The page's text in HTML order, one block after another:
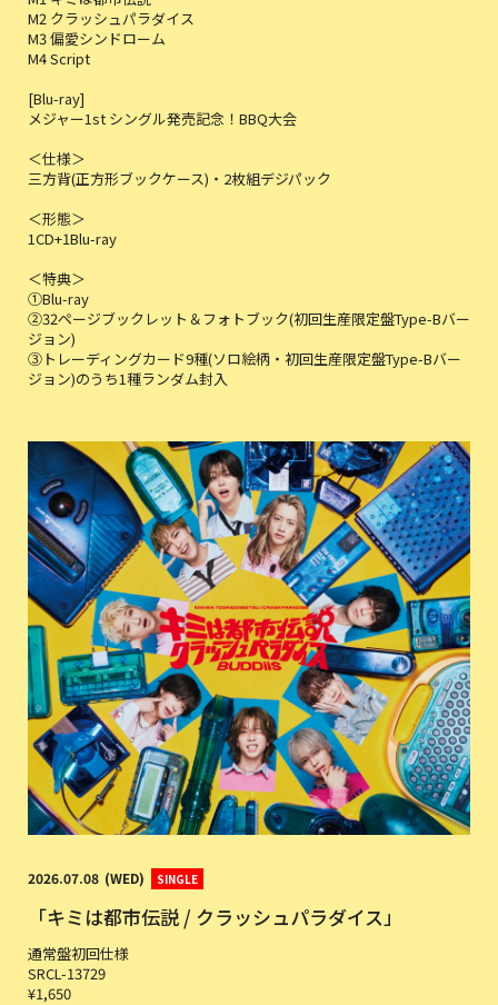
M2 クラッシュパラダイス
M3 偏愛シンドローム
M4 Script
[Blu-ray]
メジャー1st シングル発売記念！BBQ大会
＜仕様＞
三方背(正方形ブックケース)・2枚組デジパック
＜形態＞
1CD+1Blu-ray
＜特典＞
①Blu-ray
②32ページブックレット＆フォトブック(初回生産限定盤Type-Bバー
ジョン)
③トレーディングカード9種(ソロ絵柄・初回生産限定盤Type-Bバー
ジョン)のうち1種ランダム封入
2026 07 08 WED SINGLE
「キミは都市伝説 / クラッシュパラダイス」
通常盤初回仕様
SRCL-13729
¥1,650